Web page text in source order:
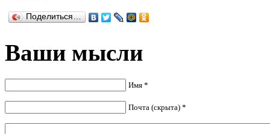
Поделиться…
Ваши мысли
Имя *
Почта (скрыта) *